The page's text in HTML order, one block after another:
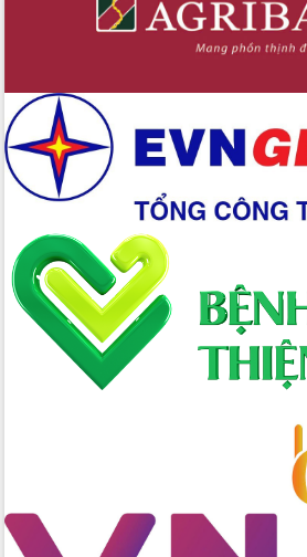
Phó Thủ tướng Hồ Quốc Dũng đánh giá
Hội nghị Ban Chấp hành Đảng bộ tỉnh
Đắk Lắk lần thứ 2 (mở rộng)
Tập trung giải phóng mặt bằng, đẩy
nhanh tiến độ Tuyến đường bộ ven
biển
Gỡ khó, khởi công xây dựng, sửa chữa
toàn bộ nhà ở cho hộ dân đúng tiến độ
đề ra
UBND tỉnh Đắk Lắk tổng kết công tác
quốc phòng, quân sự địa phương năm
Tập trung triển khai quyết liệt, đồng bộ
Nông sản Tây Nguyên thu hút doanh
nghiệp nước ngoài